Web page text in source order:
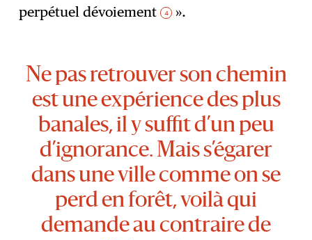
perpétuel dévoiement 4 ».
Ne pas retrouver son chemin
est une expérience des plus
banales, il y suffit d’un peu
d’ignorance. Mais s’égarer
dans une ville comme on se
perd en forêt, voilà qui
demande au contraire de